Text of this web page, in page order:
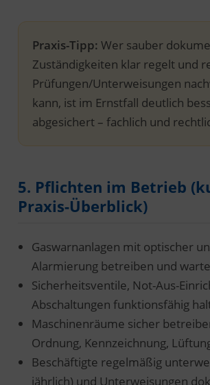
Praxis-Tipp: Wer sauber
Zuständigkeiten klar regelt und
Prüfungen/Unterweisungen
kann, ist im Ernstfall deutlich
abgesichert – fachlich und
5. Pflichten im Betrieb
Praxis-Überblick)
Gaswarnanlagen mit optischer
Alarmierung betreiben und
Sicherheitsventile, Not-Aus-
Abschaltungen funktionsfähig
Maschinenräume sicher
Ordnung, Kennzeichnung,
Beschäftigte regelmäßig
jährlich) und Unterweisungen